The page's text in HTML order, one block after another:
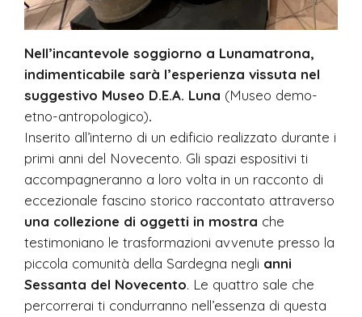
Nell’incantevole soggiorno a Lunamatrona,
indimenticabile sarà l’esperienza vissuta nel
suggestivo Museo D.E.A. Luna (Museo demo-
etno-antropologico).
Inserito all’interno di un edificio realizzato durante i
primi anni del Novecento. Gli spazi espositivi ti
accompagneranno a loro volta in un racconto di
eccezionale fascino storico raccontato attraverso
una collezione di oggetti in mostra che
testimoniano le trasformazioni avvenute presso la
piccola comunità della Sardegna negli anni
Sessanta del Novecento. Le quattro sale che
percorrerai ti condurranno nell’essenza di questa